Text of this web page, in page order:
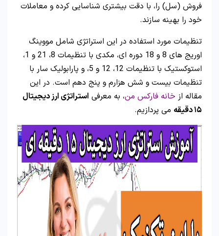
فروش (سل) را، با دقت بیشتری شناسایی کرده و معاملات
خود را بهینه سازند.
تنظیمات مورد استفاده در این استراتژی شامل مووینگ
اوریج‌ های 8 و 18 دوره‌ ای، مکدی با تنظیمات 8، 21 و 1،
استوکستیک با تنظیمات 12، 12 و 5، و پارابولیک سار با
تنظیمات بیست و شش هزارم و پنج دهم است. در این
مقاله از خانه فارکس من، به معرفی استراتژی ارز دیجیتال
۱۵ دقیقه
می پردازیم.